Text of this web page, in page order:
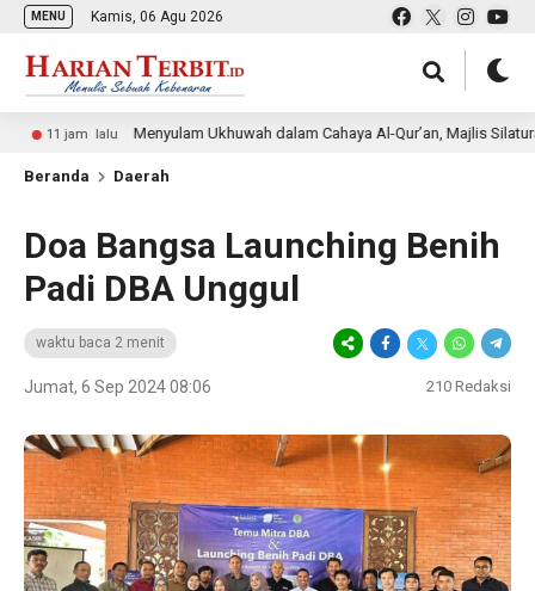
MENU Kamis, 06 Agu 2026
lalu Menyulam Ukhuwah dalam Cahaya Al-Qur’an, Majlis Silaturahmi Al-
Beranda Daerah
Doa Bangsa Launching Benih
Padi DBA Unggul
waktu baca 2 menit
Jumat, 6 Sep 2024 08:06 210 Redaksi